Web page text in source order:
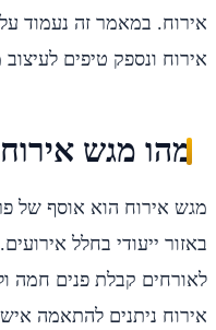
אירוח. במאמר זה נעמוד
אירוח ונספק טיפים
מהו מגש
מגש אירוח הוא אוסף של
באזור ייעודי בחלל
לאורחים קבלת פנים חמה
אירוח ניתנים להתאמה